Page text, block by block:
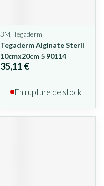
3M, Tegaderm
Tegaderm Alginate Steril
10cmx20cm 5 90114
35,11 €
En rupture de stock